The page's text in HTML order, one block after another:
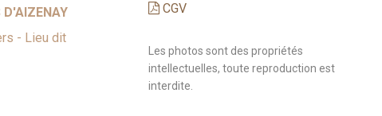
D'AIZENAY
- Lieu dit
CGV
Les photos sont des propriétés
intellectuelles, toute reproduction est
interdite.